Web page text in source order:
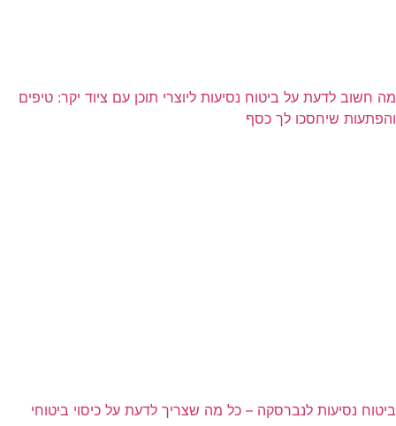
מה חשוב לדעת על ביטוח נסיעות ליוצרי תוכן עם ציוד יקר: טיפים
והפתעות שיחסכו לך כסף
ביטוח נסיעות לנברסקה – כל מה שצריך לדעת על כיסוי ביטוחי